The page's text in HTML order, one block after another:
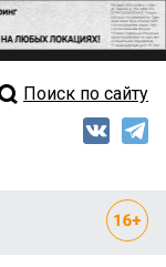
выпуск
Поиск по сайту